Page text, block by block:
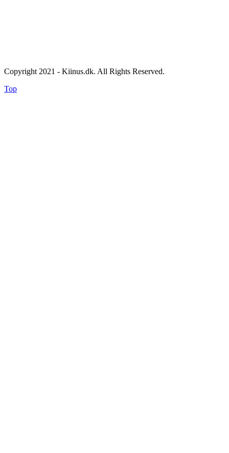
Copyright 2021 - Kiinus.dk. All Rights Reserved.
Top